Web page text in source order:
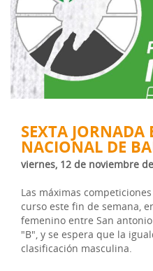
SEXTA JORNADA
NACIONAL DE
viernes, 12 de noviembre
Las máximas
curso este fin de semana,
femenino entre San
"B", y se espera que la
clasificación masculina.